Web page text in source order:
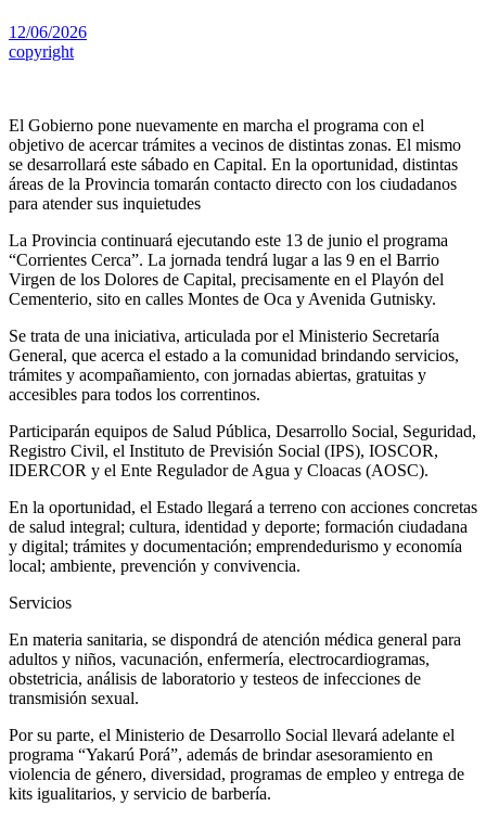
12/06/2026
copyright
El Gobierno pone nuevamente en marcha el programa con el
objetivo de acercar trámites a vecinos de distintas zonas. El mismo
se desarrollará este sábado en Capital. En la oportunidad, distintas
áreas de la Provincia tomarán contacto directo con los ciudadanos
para atender sus inquietudes
La Provincia continuará ejecutando este 13 de junio el programa
“Corrientes Cerca”. La jornada tendrá lugar a las 9 en el Barrio
Virgen de los Dolores de Capital, precisamente en el Playón del
Cementerio, sito en calles Montes de Oca y Avenida Gutnisky.
Se trata de una iniciativa, articulada por el Ministerio Secretaría
General, que acerca el estado a la comunidad brindando servicios,
trámites y acompañamiento, con jornadas abiertas, gratuitas y
accesibles para todos los correntinos.
Participarán equipos de Salud Pública, Desarrollo Social, Seguridad,
Registro Civil, el Instituto de Previsión Social (IPS), IOSCOR,
IDERCOR y el Ente Regulador de Agua y Cloacas (AOSC).
En la oportunidad, el Estado llegará a terreno con acciones concretas
de salud integral; cultura, identidad y deporte; formación ciudadana
y digital; trámites y documentación; emprendedurismo y economía
local; ambiente, prevención y convivencia.
Servicios
En materia sanitaria, se dispondrá de atención médica general para
adultos y niños, vacunación, enfermería, electrocardiogramas,
obstetricia, análisis de laboratorio y testeos de infecciones de
transmisión sexual.
Por su parte, el Ministerio de Desarrollo Social llevará adelante el
programa “Yakarú Porá”, además de brindar asesoramiento en
violencia de género, diversidad, programas de empleo y entrega de
kits igualitarios, y servicio de barbería.